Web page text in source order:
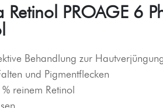
Retinol PROAGE 6
Behandlung zur
und Pigmentflecken
reinem Retinol